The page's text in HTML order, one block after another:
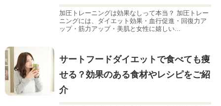
加圧トレーニングは効果なしって本当？ 加圧トレー
ニングには、ダイエット効果・血行促進・回復力ア
ップ・筋力アップ・美肌と女性に嬉しい...
サートフードダイエットで食べても痩
せる？効果のある食材やレシピをご紹
介